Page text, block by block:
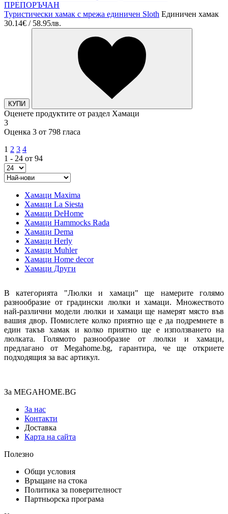
ПРЕПОРЪЧАН
Туристически хамак с мрежа единичен Sloth Единичен хамак
30.14€ / 58.95лв.
КУПИ
Оценете продуктите от раздел Хамаци
3
Оценка 3 от 798 гласа
1 2 3 4
1 - 24 от 94
Хамаци Maxima
Хамаци La Siesta
Хамаци DeHome
Хамаци Hammocks Rada
Хамаци Dema
Хамаци Herly
Хамаци Muhler
Хамаци Home decor
Хамаци Други
В категорията "Люлки и хамаци" ще намерите голямо
разнообразие от градински люлки и хамаци. Множеството
най-различни модели люлки и хамаци ще намерят място във
вашия двор. Помислете колко приятно ще е да подремнете в
един такъв хамак и колко приятно ще е използването на
люлката. Голямото разнообразие от люлки и хамаци,
предлагано от Megahome.bg, гарантира, че ще откриете
подходящия за вас артикул.
За MEGAHOME.BG
За нас
Контакти
Доставка
Карта на сайта
Полезно
Общи условия
Връщане на стока
Политика за поверителност
Партньорска програма